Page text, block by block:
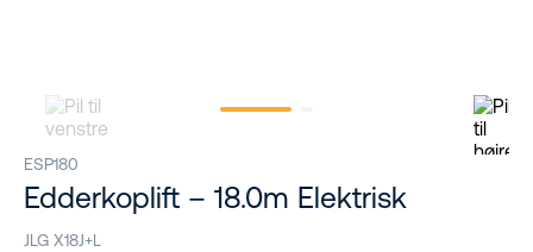
ESP180
Edderkoplift – 18.0m Elektrisk
JLG X18J+L